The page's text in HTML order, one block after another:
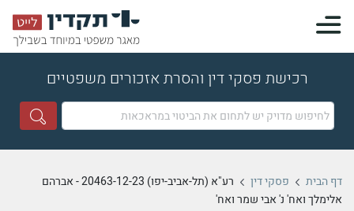
רכישת פסקי דין והסרת אזכורים משפטיים
דף הבית פסקי דין
רע"א (תל-אביב-יפו) 20463-12-23 - אברהם
אלימלך ואח' נ' אבי שמר ואח'